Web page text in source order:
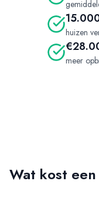
huizen
meer
Wat kost